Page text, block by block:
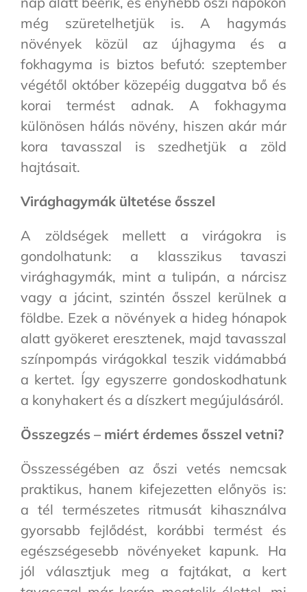
még szüretelhetjük is. A hagymás
növények közül az újhagyma és a
fokhagyma is biztos befutó: szeptember
végétől október közepéig duggatva bő és
korai termést adnak. A fokhagyma
különösen hálás növény, hiszen akár már
kora tavasszal is szedhetjük a zöld
hajtásait.
Virághagymák ültetése ősszel
A zöldségek mellett a virágokra is
gondolhatunk: a klasszikus tavaszi
virághagymák, mint a tulipán, a nárcisz
vagy a jácint, szintén ősszel kerülnek a
földbe. Ezek a növények a hideg hónapok
alatt gyökeret eresztenek, majd tavasszal
színpompás virágokkal teszik vidámabbá
a kertet. Így egyszerre gondoskodhatunk
a konyhakert és a díszkert megújulásáról.
Összegzés – miért érdemes ősszel vetni?
Összességében az őszi vetés nemcsak
praktikus, hanem kifejezetten előnyös is:
a tél természetes ritmusát kihasználva
gyorsabb fejlődést, korábbi termést és
egészségesebb növényeket kapunk. Ha
jól választjuk meg a fajtákat, a kert